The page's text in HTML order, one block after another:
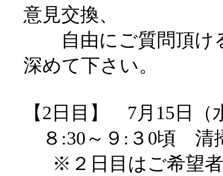
意見交換、
自由にご質問頂け
深めて下さい。
【2日目】 7月15日（
８:30～９:３0頃
※２日目はご希望者